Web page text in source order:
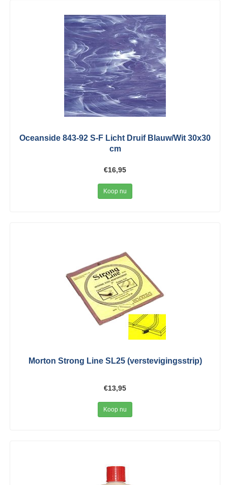
Oceanside 843-92 S-F Licht Druif Blauw/Wit 30x30
cm
€16,95
Koop nu
Morton Strong Line SL25 (verstevigingsstrip)
€13,95
Koop nu